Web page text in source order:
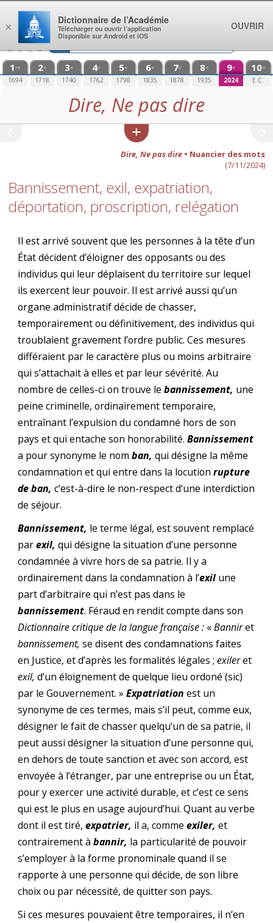
Aller au contenu
1 re
1694
2e
1718
3e
1740
4e
1762
5e
1798
6e
1835
7e
1878
8e
1935
9e
2024
10e
E.C.
Dire, Ne pas dire
Dire, Ne pas dire• Nuancier des mots
(7/11/2024)
Bannissement, exil, expatriation,
déportation, proscription, relégation
Il est arrivé souvent que les personnes à la tête d’un
État décident d’éloigner des opposants ou des
individus qui leur déplaisent du territoire sur lequel
ils exercent leur pouvoir. Il est arrivé aussi qu’un
organe administratif décide de chasser,
temporairement ou définitivement, des individus qui
troublaient gravement l’ordre public. Ces mesures
différaient par le caractère plus ou moins arbitraire
qui s’attachait à elles et par leur sévérité. Au
nombre de celles-ci on trouve lebannissement, une
peine criminelle, ordinairement temporaire,
entraînant l’expulsion du condamné hors de son
pays et qui entache son honorabilité.Bannissement
a pour synonyme le nomban, qui désigne la même
condamnation et qui entre dans la locutionrupture
de ban, c’est-à-dire le non-respect d’une interdiction
de séjour.
Bannissement, le terme légal, est souvent remplacé
parexil, qui désigne la situation d’une personne
condamnée à vivre hors de sa patrie. Il y a
ordinairement dans la condamnation à l’exilune
part d’arbitraire qui n’est pas dans le
bannissement. Féraud en rendit compte dans son
Dictionnaire critique de la langue française : «Banniret
bannissement, se disent des condamnations faites
en Justice, et d’après les formalités légales ;exileret
exil, d’un éloignement de quelque lieu ordoné (sic)
par le Gouvernement. »Expatriation est un
synonyme de ces termes, mais s’il peut, comme eux,
désigner le fait de chasser quelqu’un de sa patrie, il
peut aussi désigner la situation d’une personne qui,
en dehors de toute sanction et avec son accord, est
envoyée à l’étranger, par une entreprise ou un État,
pour y exercer une activité durable, et c’est ce sens
qui est le plus en usage aujourd’hui. Quant au verbe
dont il est tiré,expatrier, il a, commeexiler, et
contrairement àbannir, la particularité de pouvoir
s’employer à la forme pronominale quand il se
rapporte à une personne qui décide, de son libre
choix ou par nécessité, de quitter son pays.
Si ces mesures pouvaient être temporaires, il n’en
×
Dictionnaire de l’Académie
Télécharger ou ouvrir l’application
Disponible sur Android et iOS
OUVRIR